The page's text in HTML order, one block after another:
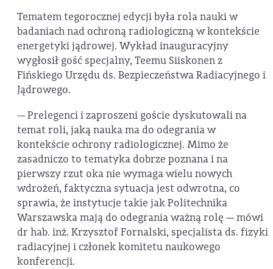
Tematem tegorocznej edycji była rola nauki w
badaniach nad ochroną radiologiczną w kontekście
energetyki jądrowej. Wykład inauguracyjny
wygłosił gość specjalny, Teemu Siiskonen z
Fińskiego Urzędu ds. Bezpieczeństwa Radiacyjnego i
Jądrowego.
— Prelegenci i zaproszeni goście dyskutowali na
temat roli, jaką nauka ma do odegrania w
kontekście ochrony radiologicznej. Mimo że
zasadniczo to tematyka dobrze poznana i na
pierwszy rzut oka nie wymaga wielu nowych
wdrożeń, faktyczna sytuacja jest odwrotna, co
sprawia, że instytucje takie jak Politechnika
Warszawska mają do odegrania ważną rolę — mówi
dr hab. inż. Krzysztof Fornalski, specjalista ds. fizyki
radiacyjnej i członek komitetu naukowego
konferencji.